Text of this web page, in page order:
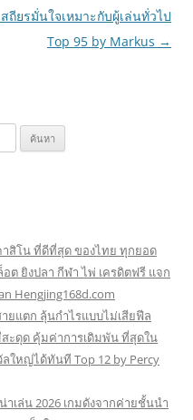
สถียรมั่นใจเหมาะกับผู้เล่นทั่วไป
Top 95 by Markus →
าสิโน ที่ดีที่สุด ของไทย ทุกยอด
ต ยิงปลา กีฬา ไพ่ เครดิตฟรี แจก
Hengjing168d.com
ยแตก ลุ้นกำไรแบบไม่เสียฟีล
ะดุด คุ้มค่าการเดิมพัน ที่สุดใน
ลใหญ่ได้ทันที Top 12 by Percy
เล่น 2026 เกมดังจากค่ายชั้นนำ